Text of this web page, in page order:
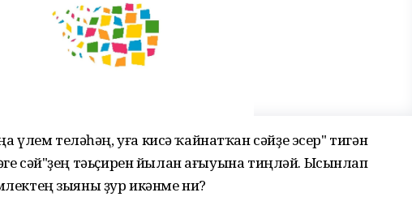
теләһәң, уға кисә ҡайнатҡан сәйҙе эсер" тигән
сәй"ҙең тәьҫирен йылан ағыуына тиңләй. Ысынлап
зыяны ҙур икәнме ни?